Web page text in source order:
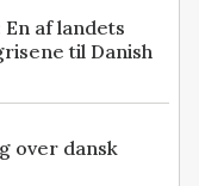
af landets
til Danish
over dansk